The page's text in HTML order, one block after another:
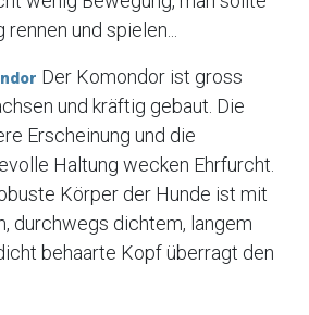
und spielen...
Der Komondor ist gross
und kräftig gebaut. Die
Erscheinung und die
Haltung wecken Ehrfurcht.
Körper der Hunde ist mit
durchwegs dichtem, langem
behaarte Kopf überragt den